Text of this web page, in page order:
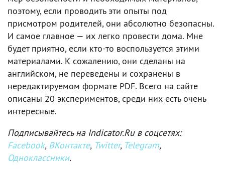
поэтому, если проводить эти опыты под
присмотром родителей, они абсолютно безопасны.
И самое главное — их легко провести дома. Мне
будет приятно, если кто-то воспользуется этими
материалами. К сожалению, они сделаны на
английском, не переведены и сохранены в
нередактируемом формате PDF. Всего на сайте
описаны 20 экспериментов, среди них есть очень
интересные.
Подписывайтесь на Indicator.Ru в соцсетях:
Facebook, ВКонтакте, Twitter, Telegram,
Одноклассники.